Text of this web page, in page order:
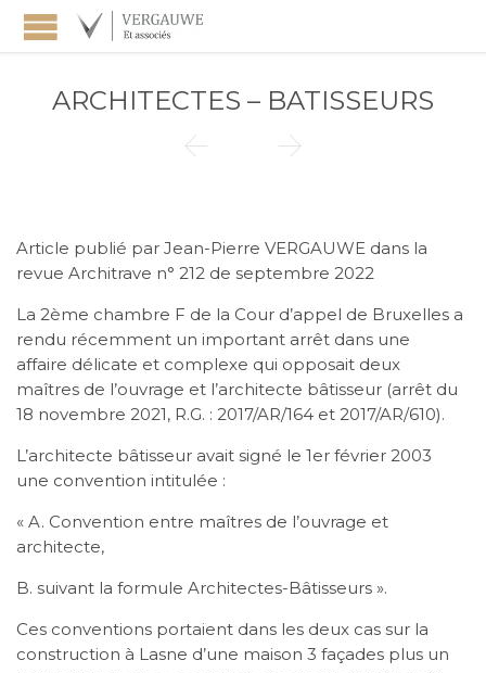
ARCHITECTES – BATISSEURS
 
Article publié par Jean-Pierre VERGAUWE dans la
revue Architrave n° 212 de septembre 2022
La 2ème chambre F de la Cour d’appel de Bruxelles a
rendu récemment un important arrêt dans une
affaire délicate et complexe qui opposait deux
maîtres de l’ouvrage et l’architecte bâtisseur (arrêt du
18 novembre 2021, R.G. : 2017/AR/164 et 2017/AR/610).
L’architecte bâtisseur avait signé le 1er février 2003
une convention intitulée :
« A. Convention entre maîtres de l’ouvrage et
architecte,
B. suivant la formule Architectes-Bâtisseurs ».
Ces conventions portaient dans les deux cas sur la
construction à Lasne d’une maison 3 façades plus un